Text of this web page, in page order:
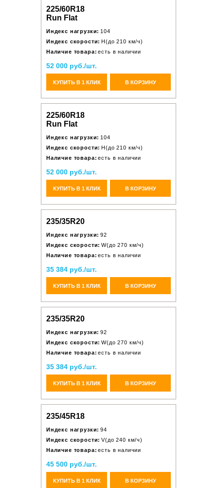
225/60R18
Run Flat
Индекс нагрузки: 104
Индекс скорости: H(до 210 км/ч)
Наличие товара: есть в наличии
52 000 руб./шт.
КУПИТЬ В 1 КЛИК В КОРЗИНУ
225/60R18
Run Flat
Индекс нагрузки: 104
Индекс скорости: H(до 210 км/ч)
Наличие товара: есть в наличии
52 000 руб./шт.
КУПИТЬ В 1 КЛИК В КОРЗИНУ
235/35R20
Индекс нагрузки: 92
Индекс скорости: W(до 270 км/ч)
Наличие товара: есть в наличии
35 384 руб./шт.
КУПИТЬ В 1 КЛИК В КОРЗИНУ
235/35R20
Индекс нагрузки: 92
Индекс скорости: W(до 270 км/ч)
Наличие товара: есть в наличии
35 384 руб./шт.
КУПИТЬ В 1 КЛИК В КОРЗИНУ
235/45R18
Индекс нагрузки: 94
Индекс скорости: V(до 240 км/ч)
Наличие товара: есть в наличии
45 500 руб./шт.
КУПИТЬ В 1 КЛИК В КОРЗИНУ